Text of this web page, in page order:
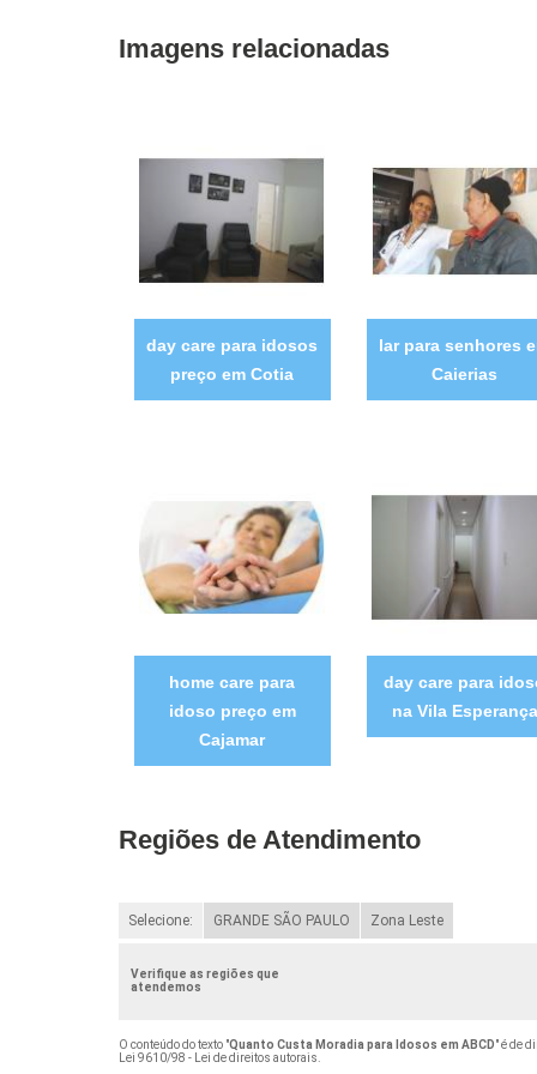
Imagens relacionadas
day care para idosos
preço em Cotia
lar para senhores
Caierias
home care para
idoso preço em
Cajamar
day care para
na Vila Esperança
Regiões de Atendimento
Selecione: GRANDE SÃO PAULO Zona Leste
Verifique as regiões que
atendemos
O conteúdo do texto "Quanto Custa Moradia para Idosos em ABCD" é de
Lei 9610/98 - Lei de direitos autorais